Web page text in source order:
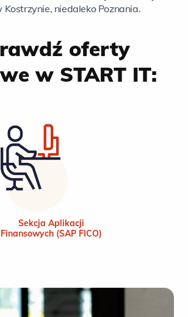
niedaleko Poznania.
oferty
w START IT:
Sekcja Aplikacji
Finansowych (SAP FICO)